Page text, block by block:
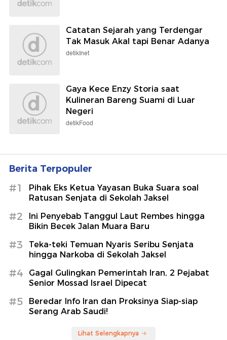
Catatan Sejarah yang Terdengar
Tak Masuk Akal tapi Benar Adanya
detikInet
Gaya Kece Enzy Storia saat
Kulineran Bareng Suami di Luar
Negeri
detikFood
Berita Terpopuler
#1
Pihak Eks Ketua Yayasan Buka Suara soal
Ratusan Senjata di Sekolah Jaksel
#2
Ini Penyebab Tanggul Laut Rembes hingga
Bikin Becek Jalan Muara Baru
#3
Teka-teki Temuan Nyaris Seribu Senjata
hingga Narkoba di Sekolah Jaksel
#4
Gagal Gulingkan Pemerintah Iran, 2 Pejabat
Senior Mossad Israel Dipecat
#5
Beredar Info Iran dan Proksinya Siap-siap
Serang Arab Saudi!
Lihat Selengkapnya